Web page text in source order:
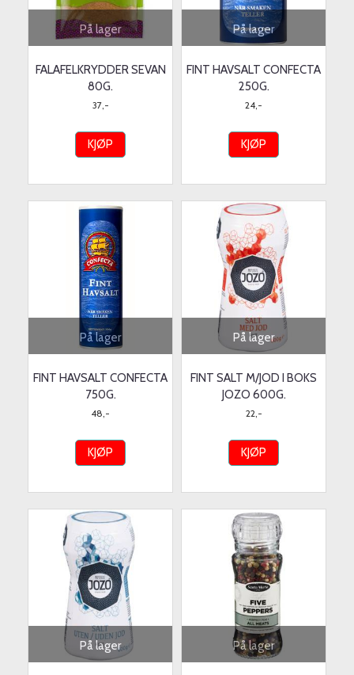
På lager
FALAFELKRYDDER SEVAN
80G.
37,-
KJØP
På lager
FINT HAVSALT CONFECTA
250G.
24,-
KJØP
På lager
FINT HAVSALT CONFECTA
750G.
48,-
KJØP
På lager
FINT SALT M/JOD I BOKS
JOZO 600G.
22,-
KJØP
På lager På lager